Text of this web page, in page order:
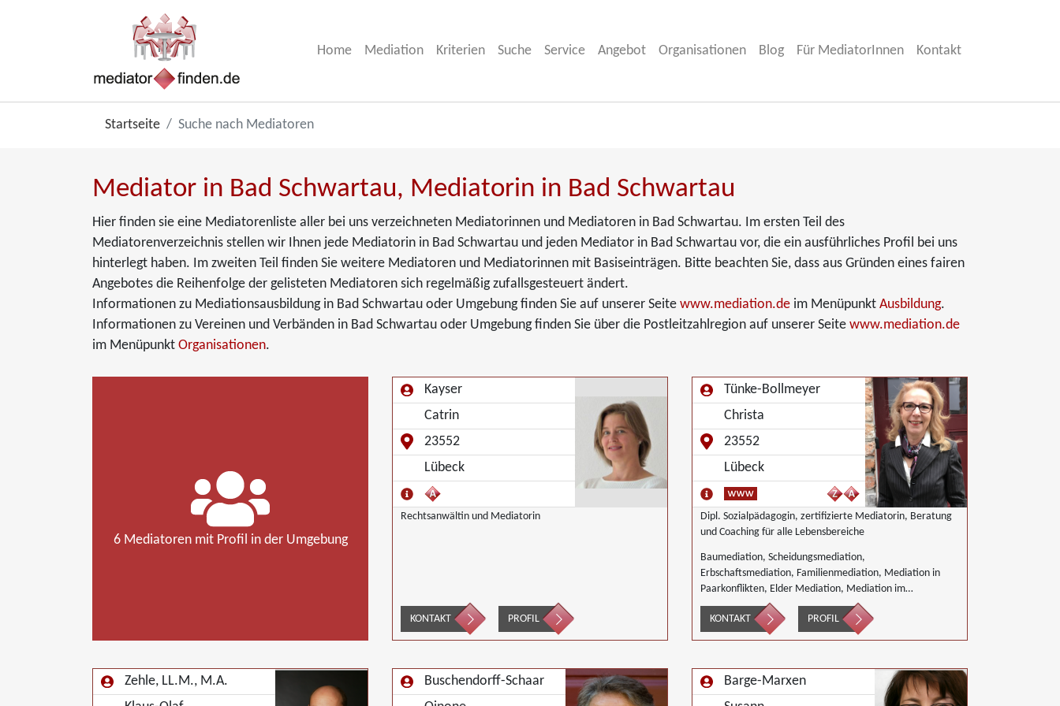
Home Mediation Kriterien Suche Service Angebot Organisationen Blog Für MediatorInnen Kontakt
Startseite Suche nach Mediatoren
Mediator in Bad Schwartau, Mediatorin in Bad Schwartau
Hier finden sie eine Mediatorenliste aller bei uns verzeichneten Mediatorinnen und Mediatoren in Bad Schwartau. Im ersten Teil des
Mediatorenverzeichnis stellen wir Ihnen jede Mediatorin in Bad Schwartau und jeden Mediator in Bad Schwartau vor, die ein ausführliches Profil bei uns
hinterlegt haben. Im zweiten Teil finden Sie weitere Mediatoren und Mediatorinnen mit Basiseinträgen. Bitte beachten Sie, dass aus Gründen eines fairen
Angebotes die Reihenfolge der gelisteten Mediatoren sich regelmäßig zufallsgesteuert ändert.
Informationen zu Mediationsausbildung in Bad Schwartau oder Umgebung finden Sie auf unserer Seite www.mediation.de im Menüpunkt Ausbildung.
Informationen zu Vereinen und Verbänden in Bad Schwartau oder Umgebung finden Sie über die Postleitzahlregion auf unserer Seite www.mediation.de
im Menüpunkt Organisationen.
6 Mediatoren mit Profil in der Umgebung
Kayser
Catrin
23552
Lübeck
Rechtsanwältin und Mediatorin
KONTAKT PROFIL
Tünke-Bollmeyer
Christa
23552
Lübeck
Dipl. Sozialpädagogin, zertifizierte Mediatorin, Beratung
und Coaching für alle Lebensbereiche
Baumediation, Scheidungsmediation,
Erbschaftsmediation, Familienmediation, Mediation in
Paarkonflikten, Elder Mediation, Mediation im
Gesundheitswesen, Mediation im Bereich Integration und
Inklusion, Innerbetriebliche Mediation, Mediation von
Generationskonflikten, Mediation bei
Gruppenkonflikten, Mediation von
Unternehmensnachfolgen, Nachbarschaftsmediation,
Schulmediation, Begleiteter Umgang,
KONTAKT PROFIL
Zehle, LL.M., M.A.
Buschendorff-Schaar
Barge-Marxen